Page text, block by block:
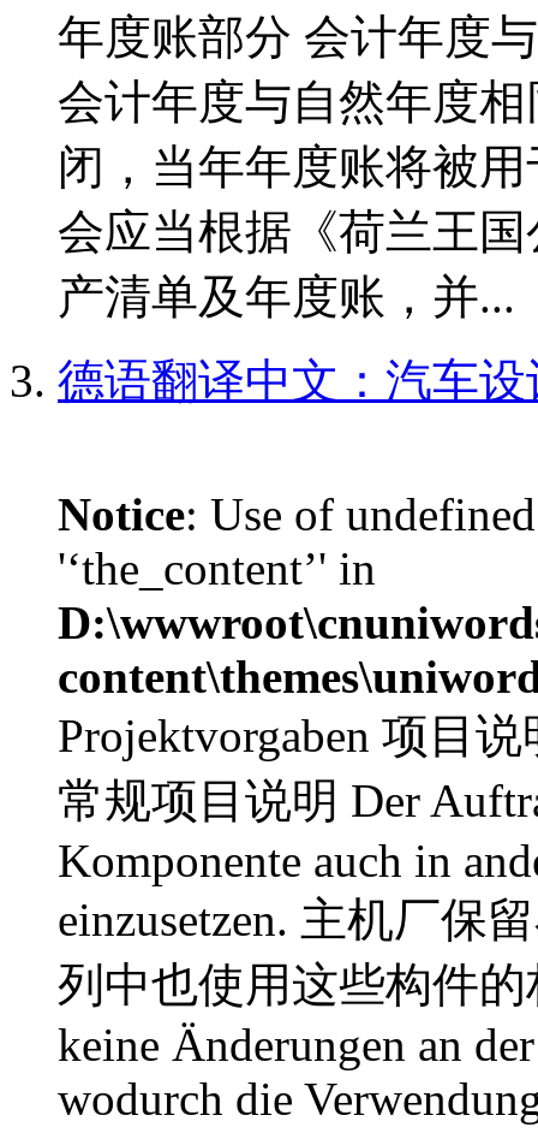
年度账部分 会计年度
会计年度与自然年度
闭，当年年度账将被
会应当根据《荷兰王
产清单及年度账，并...
德语翻译中文：汽车
Notice: Use of
'‘the_content’' in
Projektvorgaben 项目
常规项目说明 Der
Komponente auch in
einzusetzen. 主机厂保
列中也使用这些构件的
keine Änderungen an
wodurch die